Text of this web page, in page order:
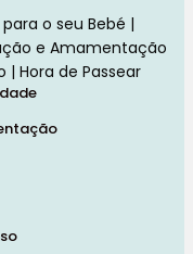
o seu Bebé |
e Amamentação
| Hora de Passear